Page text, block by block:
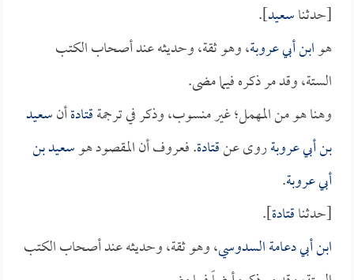
[حدثناسعيد].
هوابن أبي عروبة، وهو ثقة، وحديثه عند أصحاب الكتب
الستة، وقد مر ذكره فيما مضى.
وهنا هو من المهمل؛ غير منسوب، وذكر في ترجمةقتادةأنسعيد
بن أبي عروبةروى عنقتادة. فعروف أن المقصود هوسعيد بن
أبي عروبة.
[حدثناقتادة].
ابن أبي دعامة السدوسي، وهو ثقة، وحديثه عند أصحاب الكتب